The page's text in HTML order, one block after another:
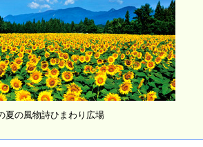
夏の風物詩ひまわり広場